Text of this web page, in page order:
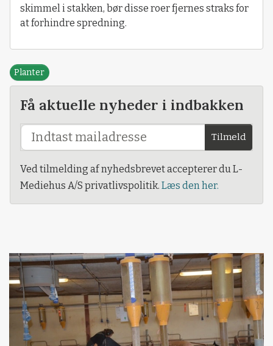
skimmel i stakken, bør disse roer fjernes straks for
at forhindre spredning.
Planter
Få aktuelle nyheder i indbakken
Tilmeld
Ved tilmelding af nyhedsbrevet accepterer du L-
Mediehus A/S privatlivspolitik. Læs den her.